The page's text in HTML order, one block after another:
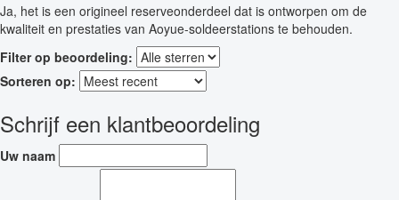
Ja, het is een origineel reserveonderdeel dat is ontworpen om de
kwaliteit en prestaties van Aoyue-soldeerstations te behouden.
Filter op beoordeling:
Sorteren op:
Schrijf een klantbeoordeling
Uw naam